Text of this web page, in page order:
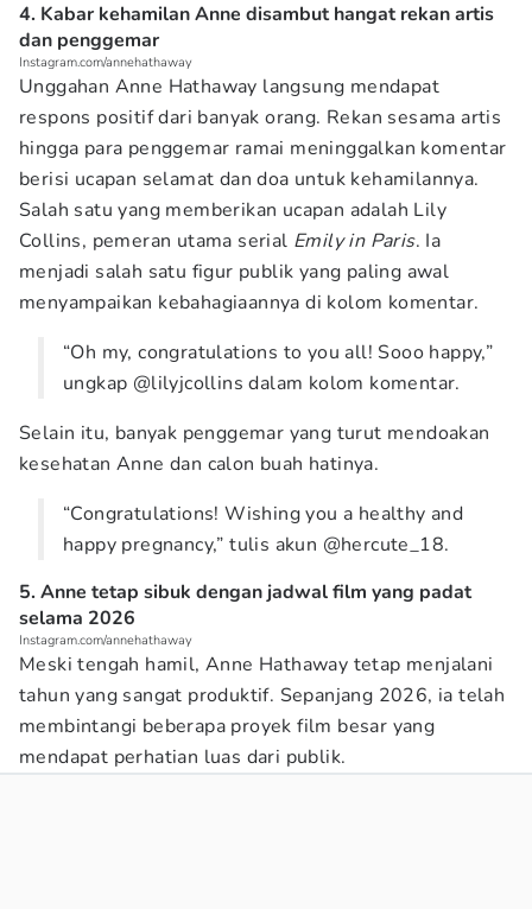
4. Kabar kehamilan Anne disambut hangat rekan artis
dan penggemar
Instagram.com/annehathaway
Unggahan Anne Hathaway langsung mendapat
respons positif dari banyak orang. Rekan sesama artis
hingga para penggemar ramai meninggalkan komentar
berisi ucapan selamat dan doa untuk kehamilannya.
Salah satu yang memberikan ucapan adalah Lily
Collins, pemeran utama serial Emily in Paris. Ia
menjadi salah satu figur publik yang paling awal
menyampaikan kebahagiaannya di kolom komentar.
“Oh my, congratulations to you all! Sooo happy,”
ungkap @lilyjcollins dalam kolom komentar.
Selain itu, banyak penggemar yang turut mendoakan
kesehatan Anne dan calon buah hatinya.
“Congratulations! Wishing you a healthy and
happy pregnancy,” tulis akun @hercute_18.
5. Anne tetap sibuk dengan jadwal film yang padat
selama 2026
Instagram.com/annehathaway
Meski tengah hamil, Anne Hathaway tetap menjalani
tahun yang sangat produktif. Sepanjang 2026, ia telah
membintangi beberapa proyek film besar yang
mendapat perhatian luas dari publik.